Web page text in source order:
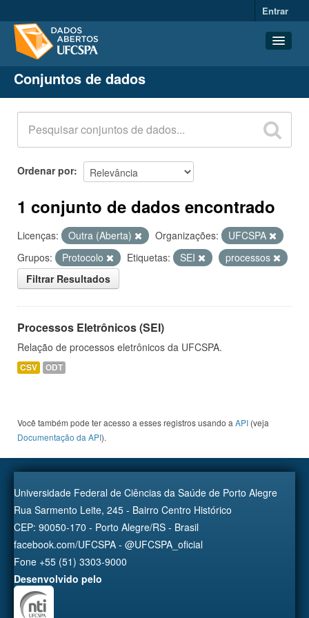
Entrar
Conjuntos de dados
Organizações
Grupos
Sobre
Conjuntos de dados
Ordenar por
1 conjunto de dados encontrado
Licenças: Outra (Aberta) Organizações:
UFCSPA
Grupos:
Protocolo Etiquetas: SEI
processos
Filtrar Resultados
Processos Eletrônicos (SEI)
Relação de processos eletrônicos da UFCSPA.
CSV ODT
Você também pode ter acesso a esses registros usando a API (veja
Documentação da API).
Universidade Federal de Ciências da Saúde de Porto Alegre
Rua Sarmento Leite, 245 - Bairro Centro Histórico
CEP: 90050-170 - Porto Alegre/RS - Brasil
facebook.com/UFCSPA - @UFCSPA_oficial
Fone +55 (51) 3303-9000
Desenvolvido pelo